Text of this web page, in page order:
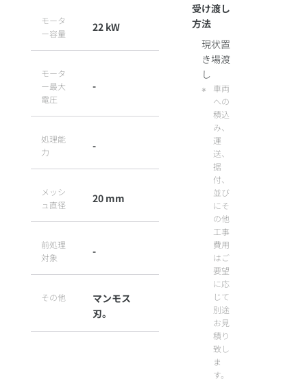
モータ
ー容量
22 kW
モータ
ー最大
電圧
-
処理能
力
-
メッシ
ュ直径
20 mm
前処理
対象
-
その他
マンモス
刃。
受け渡し
方法
現状置
き場渡
し
車両
への
積込
み、
運
送、
据
付、
並び
にそ
の他
工事
費用
はご
要望
に応
じて
別途
お見
積り
致し
ま
す。